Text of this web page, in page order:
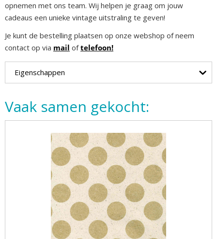
opnemen met ons team. Wij helpen je graag om jouw
cadeaus een unieke vintage uitstraling te geven!
Je kunt de bestelling plaatsen op onze webshop of neem
contact op via mail oftelefoon!
Eigenschappen
Vaak samen gekocht: